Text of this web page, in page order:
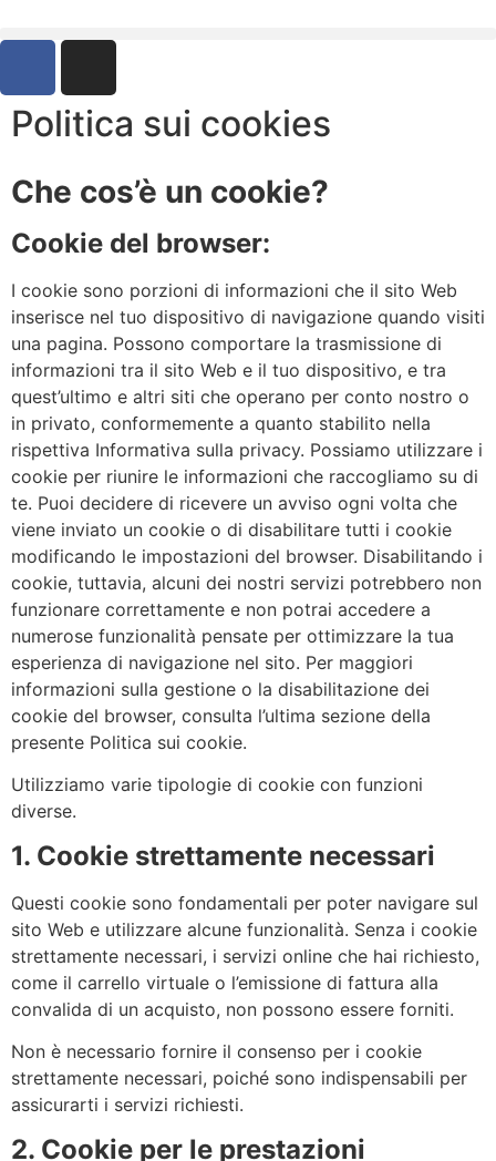
Politica sui cookies
Che cos’è un cookie?
Cookie del browser:
I cookie sono porzioni di informazioni che il sito Web
inserisce nel tuo dispositivo di navigazione quando visiti
una pagina. Possono comportare la trasmissione di
informazioni tra il sito Web e il tuo dispositivo, e tra
quest’ultimo e altri siti che operano per conto nostro o
in privato, conformemente a quanto stabilito nella
rispettiva Informativa sulla privacy. Possiamo utilizzare i
cookie per riunire le informazioni che raccogliamo su di
te. Puoi decidere di ricevere un avviso ogni volta che
viene inviato un cookie o di disabilitare tutti i cookie
modificando le impostazioni del browser. Disabilitando i
cookie, tuttavia, alcuni dei nostri servizi potrebbero non
funzionare correttamente e non potrai accedere a
numerose funzionalità pensate per ottimizzare la tua
esperienza di navigazione nel sito. Per maggiori
informazioni sulla gestione o la disabilitazione dei
cookie del browser, consulta l’ultima sezione della
presente Politica sui cookie.
Utilizziamo varie tipologie di cookie con funzioni
diverse.
1. Cookie strettamente necessari
Questi cookie sono fondamentali per poter navigare sul
sito Web e utilizzare alcune funzionalità. Senza i cookie
strettamente necessari, i servizi online che hai richiesto,
come il carrello virtuale o l’emissione di fattura alla
convalida di un acquisto, non possono essere forniti.
Non è necessario fornire il consenso per i cookie
strettamente necessari, poiché sono indispensabili per
assicurarti i servizi richiesti.
2. Cookie per le prestazioni